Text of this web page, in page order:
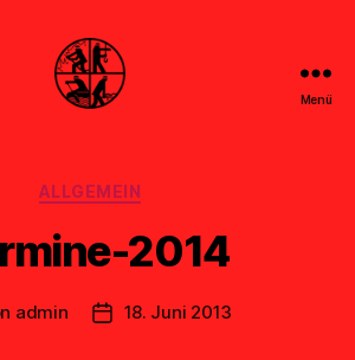
Menü
Kategorien
ALLGEMEIN
2014
admin Veröffentlichungsdatum
18. Juni 2013